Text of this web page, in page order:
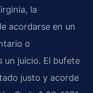
la
acordarse en un
o
un juicio. El bufete
justo y acorde